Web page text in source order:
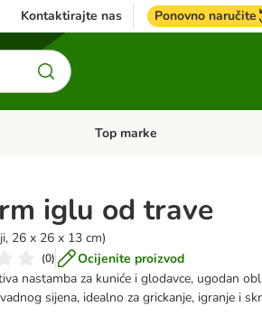
Kontaktirajte nas Ponovno naručite
Pregled kategorija: + VET hrana
Top marke
iglu od trave
26 x 26 x 13 cm)
(0)
Ocijenite proizvod
nastamba za kuniće i glodavce, ugodan
sijena, idealno za grickanje, igranje i